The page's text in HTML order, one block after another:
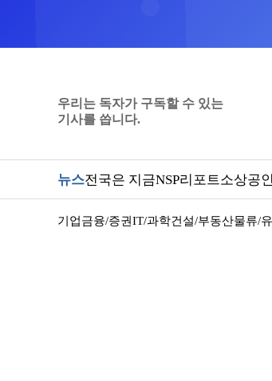
우리는 독자가 구독할 수 있는
기사를 씁니다.
뉴스전국은 지금NSP리포트소상공인
기업금융/증권IT/과학건설/부동산물류/